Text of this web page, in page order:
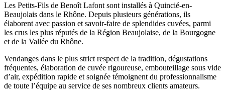
Les Petits-Fils de Benoît Lafont sont installés à Quincié-en-
Beaujolais dans le Rhône. Depuis plusieurs générations, ils
élaborent avec passion et savoir-faire de splendides cuvées, parmi
les crus les plus réputés de la Région Beaujolaise, de la Bourgogne
et de la Vallée du Rhône.
Vendanges dans le plus strict respect de la tradition, dégustations
fréquentes, élaboration de cuvée rigoureuse, embouteillage sous vide
d’air, expédition rapide et soignée témoignent du professionnalisme
de toute l’équipe au service de ses nombreux clients amateurs.